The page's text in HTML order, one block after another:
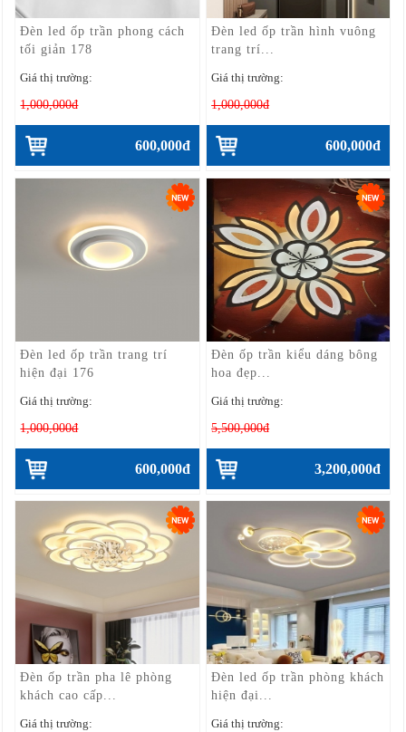
Đèn led ốp trần phong cách
tối giản 178
Giá thị trường:
1,000,000đ
600,000đ
Đèn led ốp trần hình vuông
trang trí...
Giá thị trường:
1,000,000đ
600,000đ
Đèn led ốp trần trang trí
hiện đại 176
Giá thị trường:
1,000,000đ
600,000đ
Đèn ốp trần kiểu dáng bông
hoa đẹp...
Giá thị trường:
5,500,000đ
3,200,000đ
Đèn ốp trần pha lê phòng
khách cao cấp...
Giá thị trường:
Đèn led ốp trần phòng khách
hiện đại...
Giá thị trường: